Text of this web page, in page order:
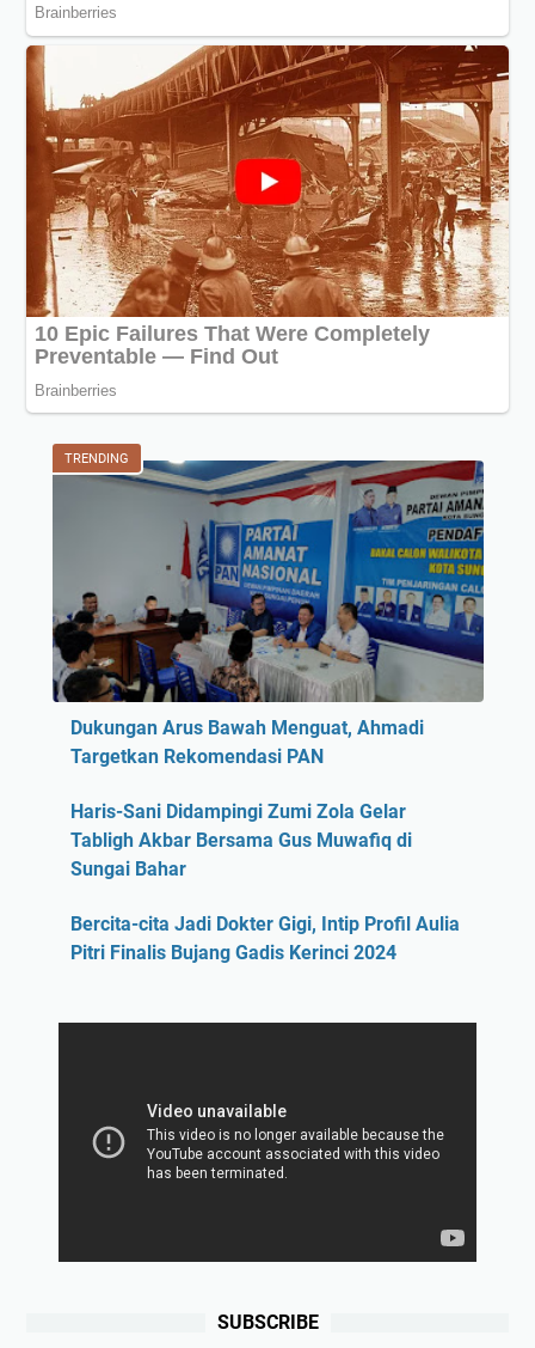
TRENDING
Dukungan Arus Bawah Menguat, Ahmadi
Targetkan Rekomendasi PAN
Haris-Sani Didampingi Zumi Zola Gelar
Tabligh Akbar Bersama Gus Muwafiq di
Sungai Bahar
Bercita-cita Jadi Dokter Gigi, Intip Profil Aulia
Pitri Finalis Bujang Gadis Kerinci 2024
SUBSCRIBE